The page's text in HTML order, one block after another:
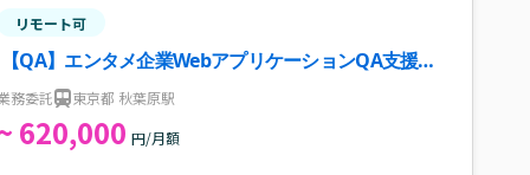
リモート可
【QA】エンタメ企業WebアプリケーションQA支援案
件・求人
務委託 東京都 秋葉原駅
620,000 円/月額